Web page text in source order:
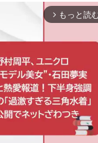
arrow_forward_ios もっと読